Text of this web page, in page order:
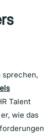
sprechen,
Talent
wie das